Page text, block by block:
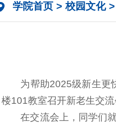
学院首页 >校园文化>
为帮助2025级新生更
楼101教室召开新老生交
在交流会上，同学们